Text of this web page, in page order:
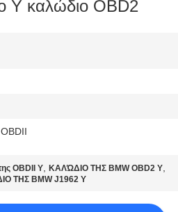
Υ καλώδιο OBD2
OBDII Υ,ΚΑΛΏΔΙΟ ΤΗΣ BMW OBD2 Υ,
ΤΗΣ BMW J1962 Υ